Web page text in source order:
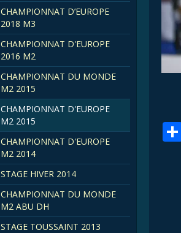
CHAMPIONNAT D’EUROPE
2018 M3
CHAMPIONNAT D'EUROPE
2016 M2
CHAMPIONNAT DU MONDE
M2 2015
CHAMPIONNAT D'EUROPE
M2 2015
CHAMPIONNAT D'EUROPE
M2 2014
STAGE HIVER 2014
CHAMPIONNAT DU MONDE
M2 ABU DH
STAGE TOUSSAINT 2013